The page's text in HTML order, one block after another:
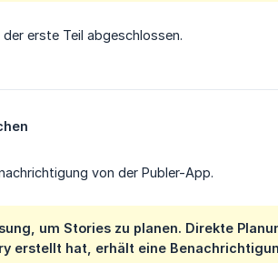
erste Teil abgeschlossen.
von der Publer-App.
um Stories zu planen. Direkte
erstellt hat, erhält eine